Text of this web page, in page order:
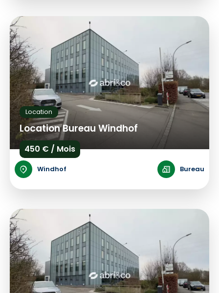
Location
Location Bureau Windhof
450 € / Mois
Windhof Bureau